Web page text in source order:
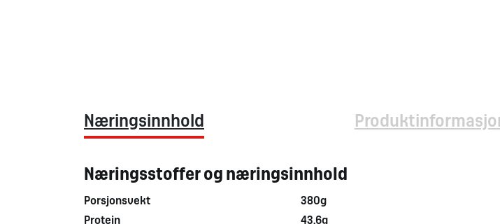
Næringsinnhold
Næringsstoffer og næringsinnhold
Porsjonsvekt
380g
Protein
43,6g